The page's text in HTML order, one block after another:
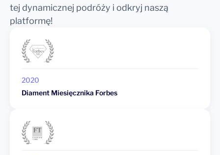
tej dynamicznej podróży i odkryj naszą
platformę!
2020
Diament Miesięcznika Forbes